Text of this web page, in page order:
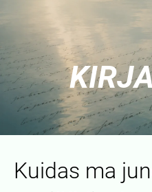
Kuidas ma